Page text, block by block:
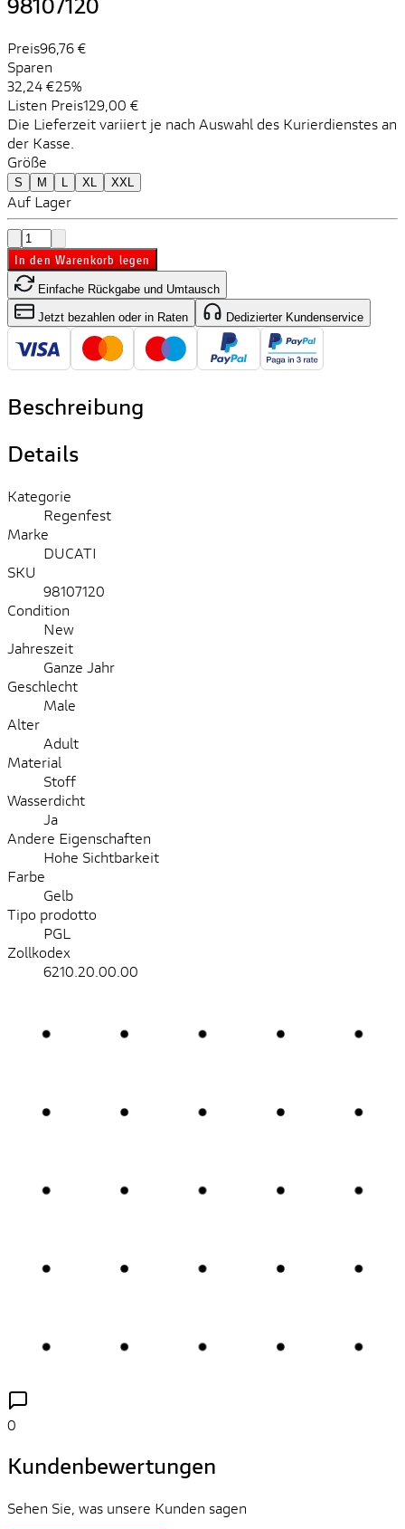
Preis96,76 €
Sparen
32,24 €25%
Listen Preis129,00 €
Die Lieferzeit variiert je nach Auswahl des Kurierdienstes an
der Kasse.
Größe
S M XL XXL
Auf Lager
In den Warenkorb legen
Einfache Rückgabe und Umtausch
Jetzt bezahlen oder in Raten Dedizierter Kundenservice
Beschreibung
Details
Kategorie
Regenfest
Marke
DUCATI
SKU
98107120
Condition
New
Jahreszeit
Ganze Jahr
Geschlecht
Male
Alter
Adult
Material
Stoff
Wasserdicht
Ja
Andere Eigenschaften
Hohe Sichtbarkeit
Farbe
Gelb
Tipo prodotto
PGL
Zollkodex
6210.20.00.00
0
Kundenbewertungen
Sehen Sie, was unsere Kunden sagen